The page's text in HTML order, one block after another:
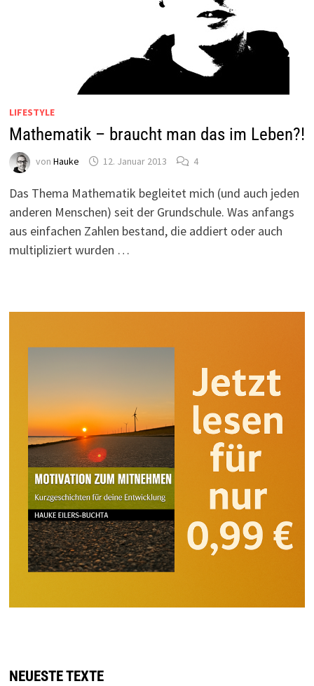
LIFESTYLE
Mathematik – braucht man das im Leben?!
von Hauke 12. Januar 2013 4
Das Thema Mathematik begleitet mich (und auch jeden
anderen Menschen) seit der Grundschule. Was anfangs
aus einfachen Zahlen bestand, die addiert oder auch
multipliziert wurden …
NEUESTE TEXTE